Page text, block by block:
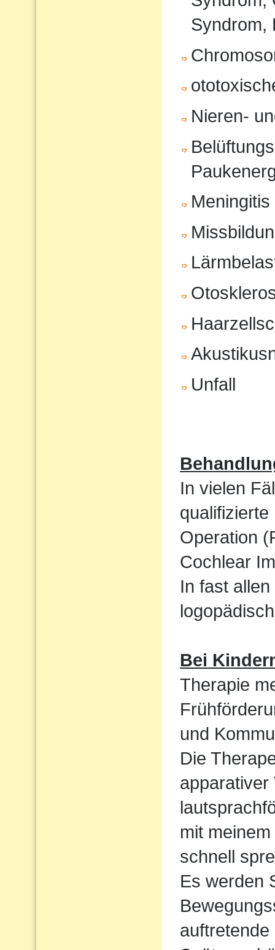
Syndrom,
Nieren-
Meningitis
Unfall
In vielen
Operation
Cochlear
In fast
Bei
Therapie
und
Die
apparativer
mit
schnell
Es werden